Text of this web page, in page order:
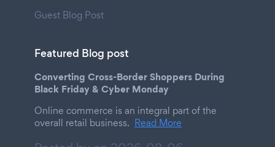
Guest Blog Post
Featured Blog post
Converting Cross-Border Shoppers During
Black Friday & Cyber Monday
Online commerce is an integral part of the
overall retail business. Read More